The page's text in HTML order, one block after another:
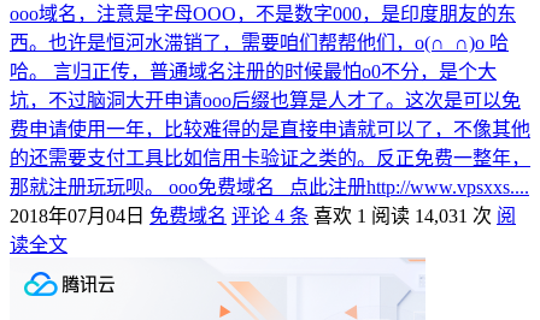
ooo域名，注意是字母OOO，不是数字000，是印度朋友的东
西。也许是恒河水滞销了，需要咱们帮帮他们，o(∩_∩)o 哈
哈。 言归正传，普通域名注册的时候最怕o0不分，是个大
坑，不过脑洞大开申请ooo后缀也算是人才了。这次是可以免
费申请使用一年，比较难得的是直接申请就可以了，不像其他
的还需要支付工具比如信用卡验证之类的。反正免费一整年，
那就注册玩玩呗。 ooo免费域名 点此注册http://www.vpsxxs....
2018年07月04日 免费域名 评论 4 条 喜欢 1 阅读 14,031 次 阅
读全文